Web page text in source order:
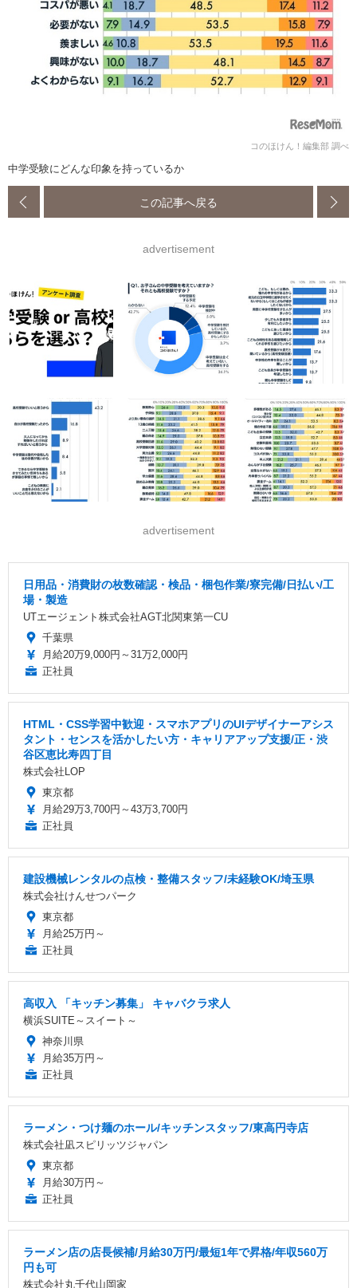
コのほけん！編集部 調べ
中学受験にどんな印象を持っているか
この記事へ戻る
advertisement
advertisement
日用品・消費財の枚数確認・検品・梱包作業/寮完備/日払い/工
場・製造
UTエージェント株式会社AGT北関東第一CU
千葉県
月給20万9,000円～31万2,000円
正社員
HTML・CSS学習中歓迎・スマホアプリのUIデザイナーアシス
タント・センスを活かしたい方・キャリアアップ支援/正・渋
谷区恵比寿四丁目
株式会社LOP
東京都
月給29万3,700円～43万3,700円
正社員
建設機械レンタルの点検・整備スタッフ/未経験OK/埼玉県
株式会社けんせつパーク
東京都
月給25万円～
正社員
高収入 「キッチン募集」 キャバクラ求人
横浜SUITE～スイート～
神奈川県
月給35万円～
正社員
ラーメン・つけ麺のホール/キッチンスタッフ/東高円寺店
株式会社凪スピリッツジャパン
東京都
月給30万円～
正社員
ラーメン店の店長候補/月給30万円/最短1年で昇格/年収560万
円も可
株式会社丸千代山岡家